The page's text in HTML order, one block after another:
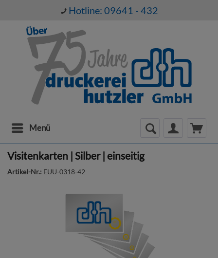
Hotline: 09641 - 432
Menü
Visitenkarten | Silber | einseitig
Artikel-Nr.: EUU-0318-42